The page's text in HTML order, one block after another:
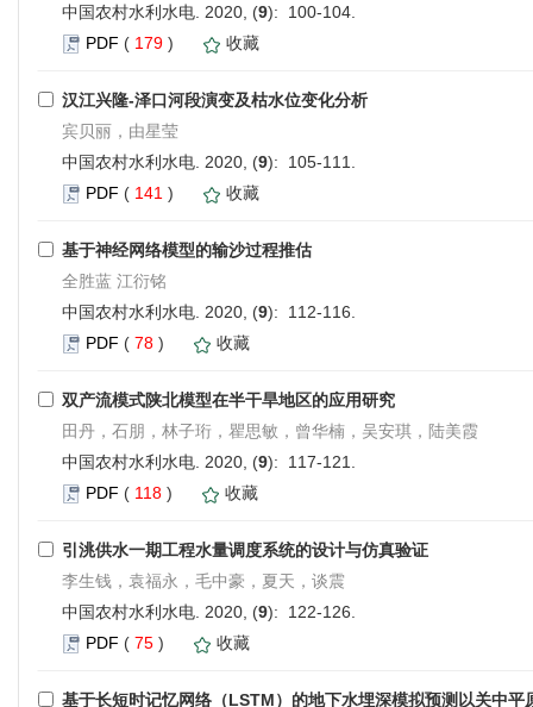
中国农村水利水电. 2020, (9): 100-104.
PDF ( 179 ) 收藏
汉江兴隆-泽口河段演变及枯水位变化分析
宾贝丽，由星莹
中国农村水利水电. 2020, (9): 105-111.
PDF ( 141 ) 收藏
基于神经网络模型的输沙过程推估
全胜蓝 江衍铭
中国农村水利水电. 2020, (9): 112-116.
PDF ( 78 ) 收藏
双产流模式陕北模型在半干旱地区的应用研究
田丹，石朋，林子珩，瞿思敏，曾华楠，吴安琪，陆美霞
中国农村水利水电. 2020, (9): 117-121.
PDF ( 118 ) 收藏
引洮供水一期工程水量调度系统的设计与仿真验证
李生钱，袁福永，毛中豪，夏天，谈震
中国农村水利水电. 2020, (9): 122-126.
PDF ( 75 ) 收藏
基于长短时记忆网络（LSTM）的地下水埋深模拟预测以关中平